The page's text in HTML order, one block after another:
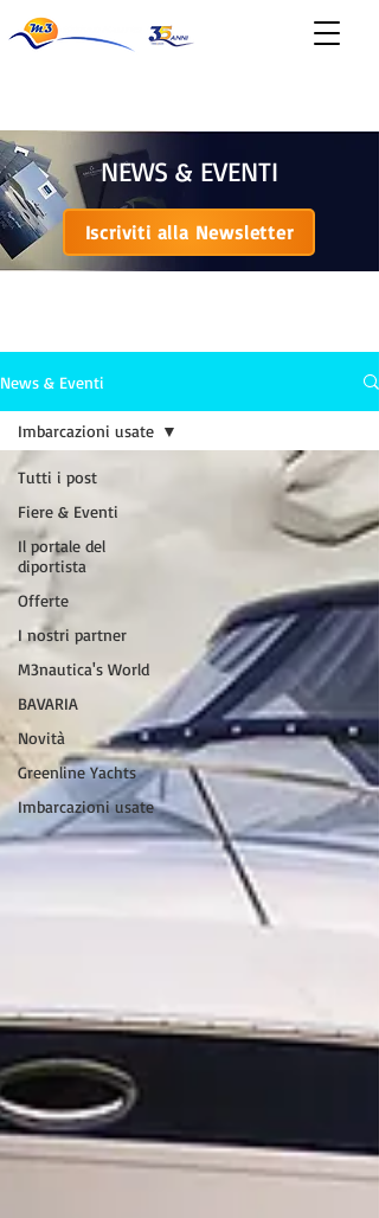
NEWS & EVENTI
Iscriviti alla Newsletter
News & Eventi
Tutti i post
Fiere & Eventi
Il portale del
diportista
Offerte
I nostri partner
M3nautica's World
BAVARIA
Novità
Greenline Yachts
Imbarcazioni usate
Imbarcazioni usate